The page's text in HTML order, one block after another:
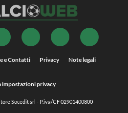
e Contatti Privacy Note legali
impostazioni privacy
Socedit srl - P.iva/CF 02901400800